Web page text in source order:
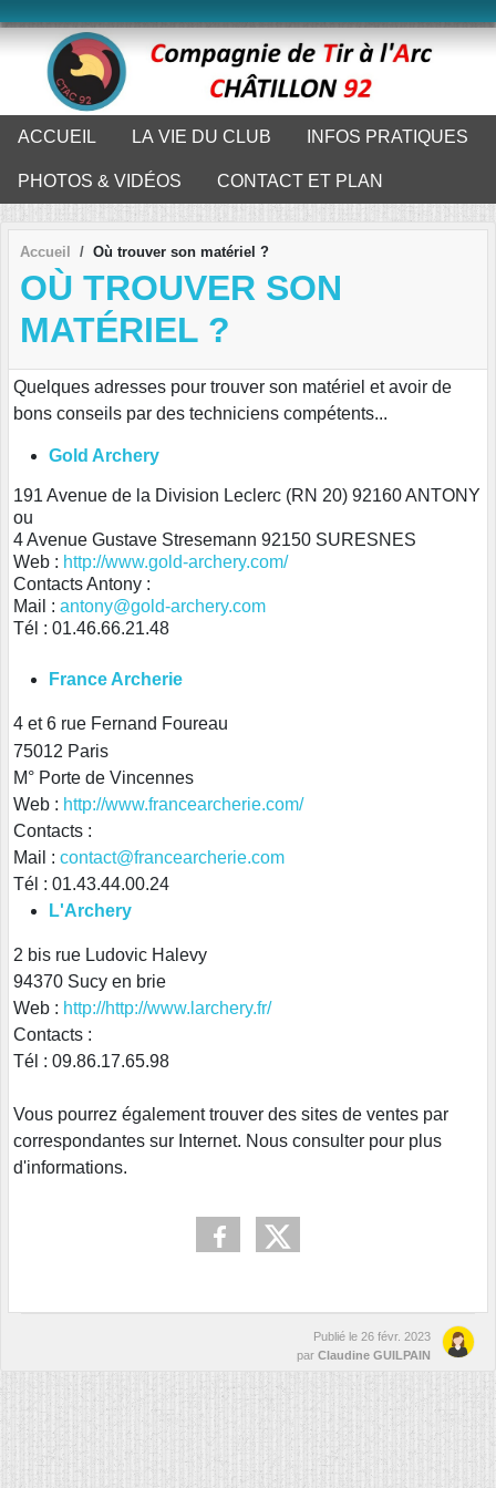
ACCUEIL LA VIE DU CLUB INFOS PRATIQUES
PHOTOS & VIDÉOS CONTACT ET PLAN
Accueil Où trouver son matériel ?
OÙ TROUVER SON
MATÉRIEL ?
Quelques adresses pour trouver son matériel et avoir de
bons conseils par des techniciens compétents...
Gold Archery
191 Avenue de la Division Leclerc (RN 20) 92160 ANTONY
ou
4 Avenue Gustave Stresemann 92150 SURESNES
Web : http://www.gold-archery.com/
Contacts Antony :
Mail : antony@gold-archery.com
Tél : 01.46.66.21.48
France Archerie
4 et 6 rue Fernand Foureau
75012 Paris
M° Porte de Vincennes
Web : http://www.francearcherie.com/
Contacts :
Mail : contact@francearcherie.com
Tél : 01.43.44.00.24
L'Archery
2 bis rue Ludovic Halevy
94370 Sucy en brie
Web : http://http://www.larchery.fr/
Contacts :
Tél : 09.86.17.65.98
Vous pourrez également trouver des sites de ventes par
correspondantes sur Internet. Nous consulter pour plus
d'informations.
Publié le 26 févr. 2023
par Claudine GUILPAIN